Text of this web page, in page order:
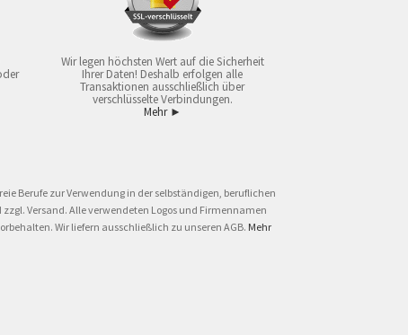
Wir legen höchsten Wert auf die Sicherheit
Ihrer Daten! Deshalb erfolgen alle
Transaktionen ausschließlich über
verschlüsselte Verbindungen.
Mehr ►
Berufe zur Verwendung in der selbständigen, beruflichen
Versand. Alle verwendeten Logos und Firmennamen
Wir liefern ausschließlich zu unseren AGB. Mehr